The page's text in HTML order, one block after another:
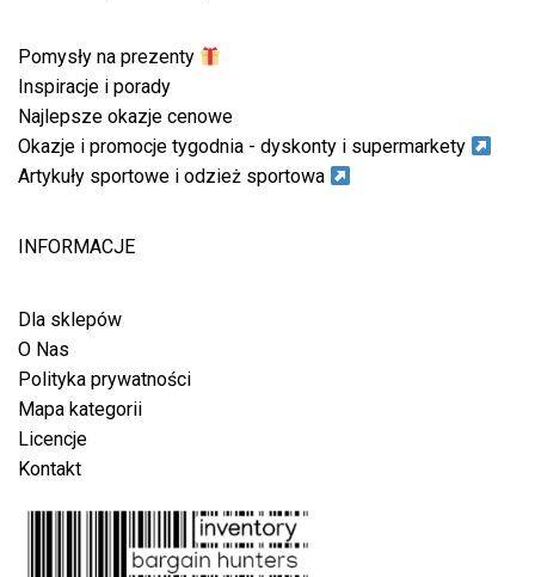
Pomysły na prezenty
Inspiracje i porady
Najlepsze okazje cenowe
Okazje i promocje tygodnia - dyskonty i supermarkety
Artykuły sportowe i odzież sportowa
INFORMACJE
Dla sklepów
O Nas
Polityka prywatności
Mapa kategorii
Licencje
Kontakt